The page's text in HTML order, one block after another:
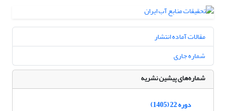
مقالات آماده انتشار
شماره جاری
شماره‌های پیشین نشریه
دوره 22 (1405)